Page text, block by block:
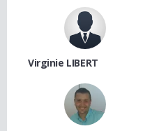
Virginie LIBERT